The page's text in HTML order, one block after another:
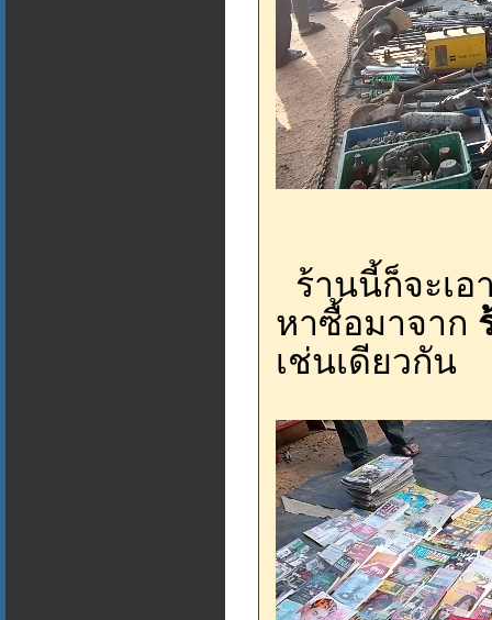
ร้านนี้ก็จะเ
หาซื้อมาจาก
เช่นเดียวกัน